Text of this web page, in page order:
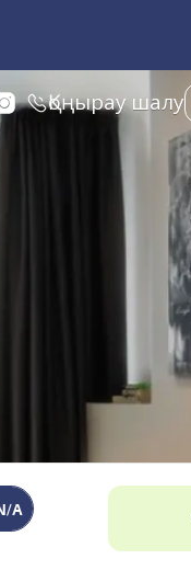
Қоңырау шалу
A